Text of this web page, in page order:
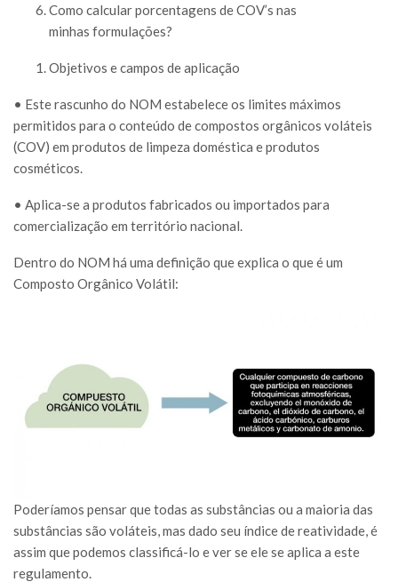
Como calcular porcentagens de COV’s nas
minhas formulações?
Objetivos e campos de aplicação
• Este rascunho do NOM estabelece os limites máximos
permitidos para o conteúdo de compostos orgânicos voláteis
(COV) em produtos de limpeza doméstica e produtos
cosméticos.
• Aplica-se a produtos fabricados ou importados para
comercialização em território nacional.
Dentro do NOM há uma definição que explica o que é um
Composto Orgânico Volátil:
Poderíamos pensar que todas as substâncias ou a maioria das
substâncias são voláteis, mas dado seu índice de reatividade, é
assim que podemos classificá-lo e ver se ele se aplica a este
regulamento.